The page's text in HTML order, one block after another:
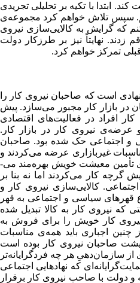
ابتدا با تکیه بر تحلیلی تجریدی
سپس تلاش خواهم کرد مجموعه‌­ی
که گرایش به کالایی­‌سازی نیروی
نهایتاً نیز بر طرزکار دولت
تمرکز خواهم کرد.
است که صاحبان نیروی کار را
بازار کار مجبور می­‌سازد. پیش
افراد در فعالیت‌­های اقتصادی
نیروی کار در بازار کار.
و اجتماعی حک شده بود. صاحبان
غیربازاری عرضه می­‌کردند و
تأمین معیشت خویش بهره‌­مند می‌­
کار می­‌کردند اما نه بنا بر
کالایی‌­سازی نیروی کار و
قهرهای سیاسی و اجتماعی به قهر
که نیروی کار به کالا تبدیل شده
کار خویش را برای فروش به
چنین اجباری باید همه­‌ی مناسبات
صاحبان نیروی کار بوده است
سازمان‌‌دهیِ هر چه فردگرایانه‌­تر
که نهادهایی اجتماعی
دولت با صاحب نیروی کار برقرار